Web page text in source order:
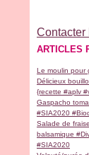
Contacter
ARTICLES
Le moulin pour
Délicieux
{recette #aplv
Gaspacho
#SIA2020
Salade de
balsamique
#SIA2020